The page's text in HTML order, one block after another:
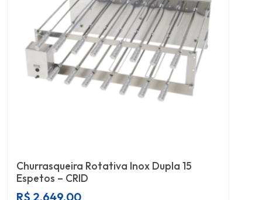
Churrasqueira Rotativa Inox Dupla 15
Espetos – CRID
R$ 2.649,00